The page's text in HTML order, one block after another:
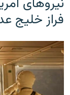
فراز خلیج